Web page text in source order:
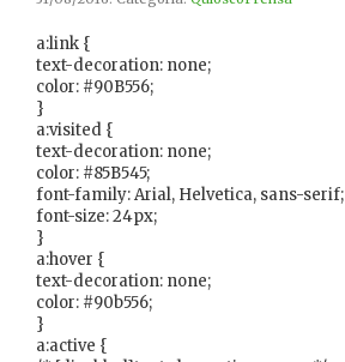
a:link {
text-decoration: none;
color: #90B556;
}
a:visited {
text-decoration: none;
color: #85B545;
font-family: Arial, Helvetica, sans-serif;
font-size: 24px;
}
a:hover {
text-decoration: none;
color: #90b556;
}
a:active {